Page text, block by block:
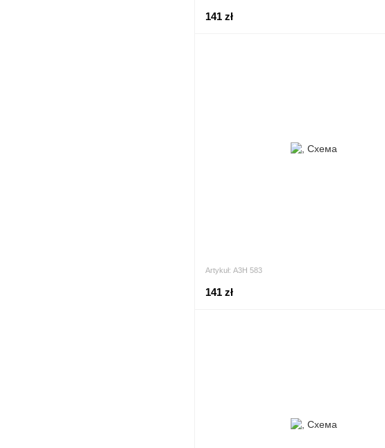
141 zł
Artykuł: А3Н 583
141 zł